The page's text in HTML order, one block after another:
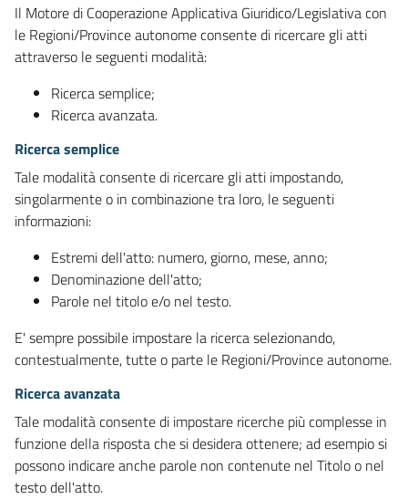
Il Motore di Cooperazione Applicativa Giuridico/Legislativa con
le Regioni/Province autonome consente di ricercare gli atti
attraverso le seguenti modalità:
Ricerca semplice;
Ricerca avanzata.
Ricerca semplice
Tale modalità consente di ricercare gli atti impostando,
singolarmente o in combinazione tra loro, le seguenti
informazioni:
Estremi dell'atto: numero, giorno, mese, anno;
Denominazione dell'atto;
Parole nel titolo e/o nel testo.
E' sempre possibile impostare la ricerca selezionando,
contestualmente, tutte o parte le Regioni/Province autonome.
Ricerca avanzata
Tale modalità consente di impostare ricerche più complesse in
funzione della risposta che si desidera ottenere; ad esempio si
possono indicare anche parole non contenute nel Titolo o nel
testo dell'atto.